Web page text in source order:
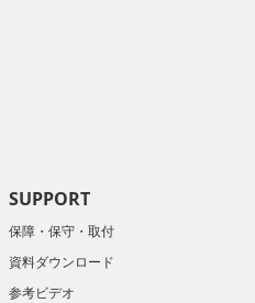
SUPPORT
保障・保守・取付
資料ダウンロード
参考ビデオ